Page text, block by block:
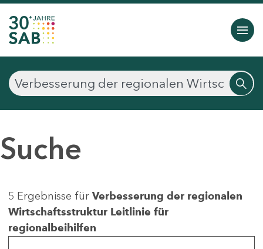
Suche
5 Ergebnisse für Verbesserung der regionalen
Wirtschaftsstruktur Leitlinie für
regionalbeihilfen